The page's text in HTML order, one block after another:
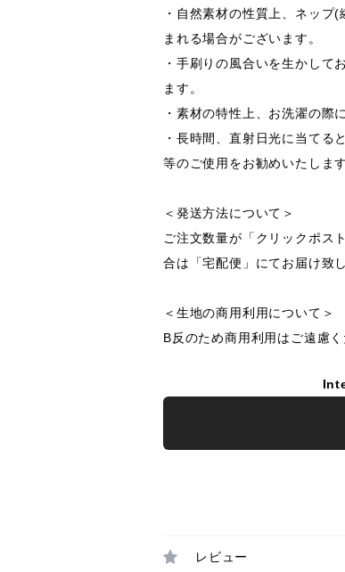
・自然素材の性質上、ネップ
まれる場合がございます。
・手刷りの風合いを生かして
ます。
・素材の特性上、お洗濯の際
・長時間、直射日光に当てる
等のご使用をお勧めいたします
＜発送方法について＞
ご注文数量が「クリックポス
合は「宅配便」にてお届け致
＜生地の商用利用について＞
B反のため商用利用はご遠慮く
レビュー